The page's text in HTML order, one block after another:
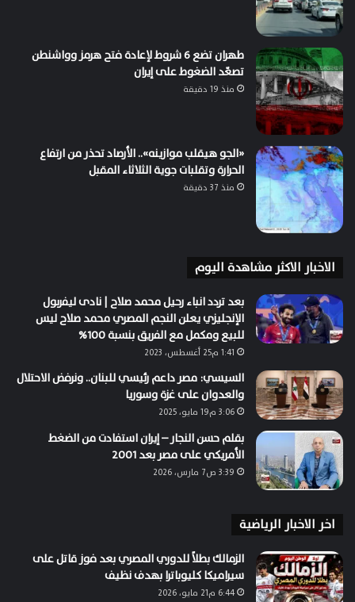
طهران تضع 6 شروط لإعادة فتح هرمز وواشنطن
تصعّد الضغوط على إيران
منذ 19 دقيقة
«الجو هيقلب موازينه».. الأرصاد تحذر من ارتفاع
الحرارة وتقلبات جوية الثلاثاء المقبل
منذ 37 دقيقة
الاخبار الاكثر مشاهدة اليوم
بعد تردد انباء رحيل محمد صلاح | نادى ليفربول
الإنجليزي يعلن النجم المصري محمد صلاح ليس
للبيع ومكمل مع الفريق بنسبة 100%
1:41 م25 أغسطس، 2023
السيسي: مصر داعم رئيسي للبنان.. ونرفض الاحتلال
والعدوان على غزة وسوريا
3:06 م19 مايو، 2025
بقلم حسن النجار – إيران استفادت من الضغط
الأمريكي على مصر بعد 2001
3:39 ص7 مارس، 2026
اخر الاخبار الرياضية
الزمالك بطلاً للدوري المصري بعد فوز قاتل على
سيراميكا كليوباترا بهدف نظيف
6:44 م21 مايو، 2026